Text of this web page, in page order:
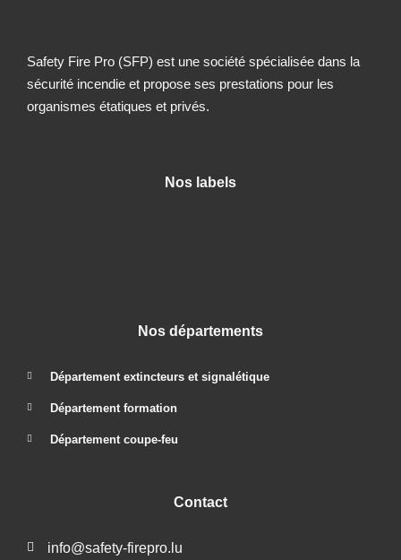
Safety Fire Pro (SFP) est une société spécialisée dans la
sécurité incendie et propose ses prestations pour les
organismes étatiques et privés.
Nos labels
Nos départements
Département extincteurs et signalétique
Département formation
Département coupe-feu
Contact
info@safety-firepro.lu